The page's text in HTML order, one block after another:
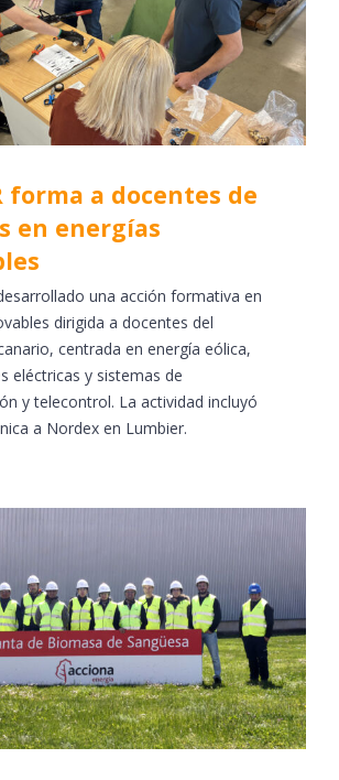
forma a docentes de
en energías
una acción formativa en
dirigida a docentes del
centrada en energía eólica,
eléctricas y sistemas de
y telecontrol. La actividad incluyó
a Nordex en Lumbier.